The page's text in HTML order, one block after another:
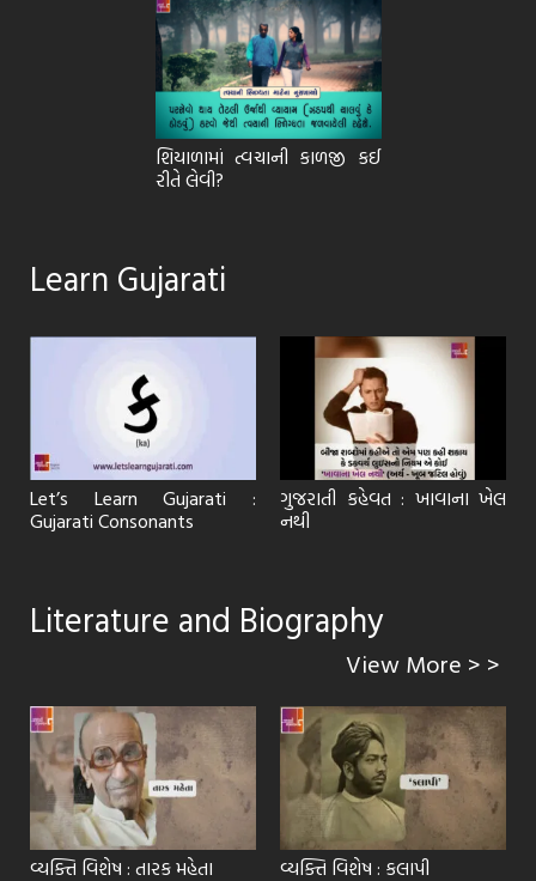
શિયાળામાં ત્વચાની કાળજી કઈ
રીતે લેવી?
Learn Gujarati
Let’s Learn Gujarati :
Gujarati Consonants
ગુજરાતી કહેવત : ખાવાના ખેલ
નથી
Literature and Biography
View More > >
વ્યક્તિ વિશેષ : તારક મહેતા વ્યક્તિ વિશેષ : કલાપી